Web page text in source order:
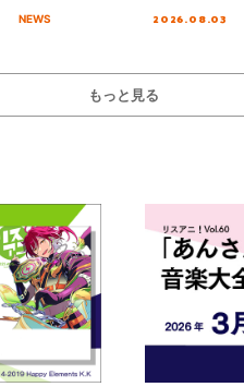
「いつかわかる☆きっとあえ
NEWS 2026.08.03
もっと見る